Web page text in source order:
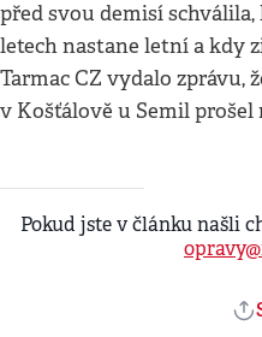
před svou demisí
letech nastane letní a kdy
Tarmac CZ vydalo zprávu,
v Košťálově u Semil prošel
Pokud jste v článku našli